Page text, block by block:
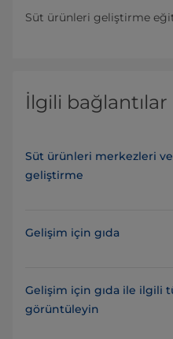
Süt ürünleri geliştirme
İlgili bağlantılar
Süt ürünleri merkezleri
geliştirme
Gelişim için gıda
Gelişim için gıda ile ilgili
görüntüleyin